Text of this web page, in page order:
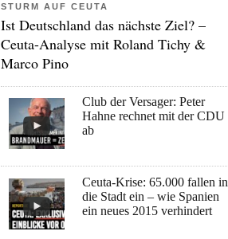
STURM AUF CEUTA
Ist Deutschland das nächste Ziel? –
Ceuta-Analyse mit Roland Tichy &
Marco Pino
Club der Versager: Peter
Hahne rechnet mit der CDU
ab
Ceuta-Krise: 65.000 fallen in
die Stadt ein – wie Spanien
ein neues 2015 verhindert